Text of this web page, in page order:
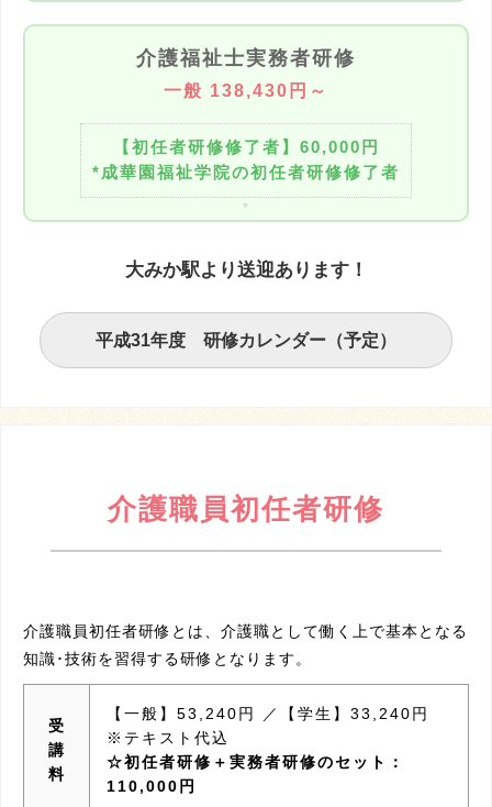
介護福祉士実務者研修
一般 138,430円～
【初任者研修修了者】60,000円
*成華園福祉学院の初任者研修修了者
大みか駅より送迎あります！
平成31年度 研修カレンダー（予定）
介護職員初任者研修
介護職員初任者研修とは、介護職として働く上で基本となる
知識･技術を習得する研修となります。
受
講
料
【一般】53,240円 ／【学生】33,240円
※テキスト代込
☆初任者研修＋実務者研修のセット：
110,000円